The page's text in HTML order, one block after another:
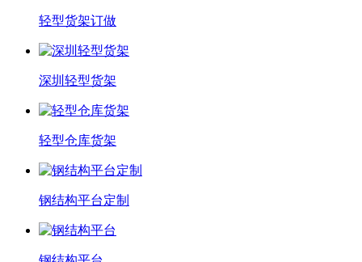
轻型货架订做
深圳轻型货架
轻型仓库货架
钢结构平台定制